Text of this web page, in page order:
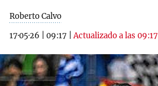
Roberto Calvo
17·05·26
09:17 |Actualizado a las 09:17